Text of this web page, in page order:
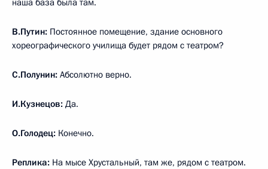
В.Путин: Постоянное помещение, здание основного
хореографического училища будет рядом с театром?
С.Полунин: Абсолютно верно.
И.Кузнецов: Да.
О.Голодец: Конечно.
Реплика: На мысе Хрустальный, там же, рядом с театром.